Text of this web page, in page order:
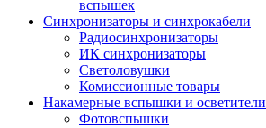
вспышек
Синхронизаторы и синхрокабели
Радиосинхронизаторы
ИК синхронизаторы
Светоловушки
Комиссионные товары
Накамерные вспышки и осветители
Фотовспышки